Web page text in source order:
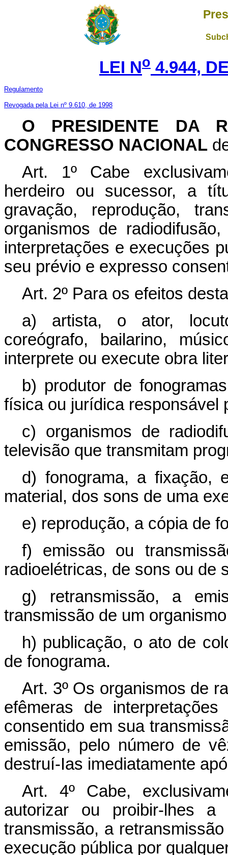
LEI No 4.944,
Regulamento
Revogada pela Lei nº 9.610, de 1998
O PRESIDENTE DA
CONGRESSO NACIONAL
Art. 1º Cabe
herdeiro ou sucessor, a
gravação, reprodução,
organismos de
interpretações e execuções
seu prévio e expresso
Art. 2º Para os efeitos
a) artista, o ator,
coreógrafo, bailarino,
interprete ou execute obra
b) produtor de
física ou jurídica responsável
c) organismos de
televisão que transmitam
d) fonograma, a fixação,
material, dos sons de uma
e) reprodução, a cópia de
f) emissão ou
radioelétricas, de sons ou de
g) retransmissão, a
transmissão de um
h) publicação, o ato de
de fonograma.
Art. 3º Os organismos de
efêmeras de
consentido em sua
emissão, pelo número de
destruí-Ias imediatamente
Art. 4º Cabe,
autorizar ou proibir-lhes
transmissão, a
execução pública por